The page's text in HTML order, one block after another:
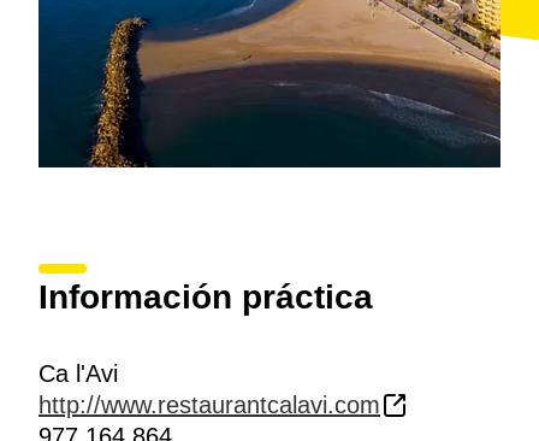
Información práctica
Ca l'Avi
http://www.restaurantcalavi.com